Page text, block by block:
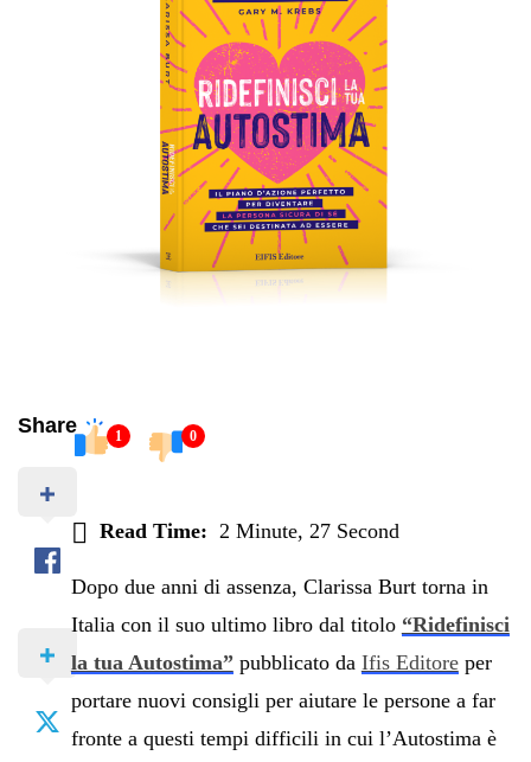
Share 1 0
Read Time: 2 Minute, 27 Second
Dopo due anni di assenza, Clarissa Burt torna in
Italia con il suo ultimo libro dal titolo “Ridefinisci
la tua Autostima” pubblicato da Ifis Editoreper
portare nuovi consigli per aiutare le persone a far
fronte a questi tempi difficili in cui l’Autostima è